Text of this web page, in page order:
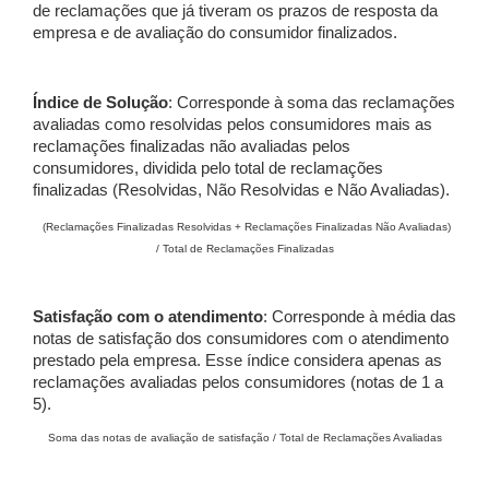
de reclamações que já tiveram os prazos de resposta da
empresa e de avaliação do consumidor finalizados.
Índice de Solução: Corresponde à soma das reclamações
avaliadas como resolvidas pelos consumidores mais as
reclamações finalizadas não avaliadas pelos
consumidores, dividida pelo total de reclamações
finalizadas (Resolvidas, Não Resolvidas e Não Avaliadas).
(Reclamações Finalizadas Resolvidas + Reclamações Finalizadas Não Avaliadas)
/ Total de Reclamações Finalizadas
Satisfação com o atendimento: Corresponde à média das
notas de satisfação dos consumidores com o atendimento
prestado pela empresa. Esse índice considera apenas as
reclamações avaliadas pelos consumidores (notas de 1 a
5).
Soma das notas de avaliação de satisfação / Total de Reclamações Avaliadas